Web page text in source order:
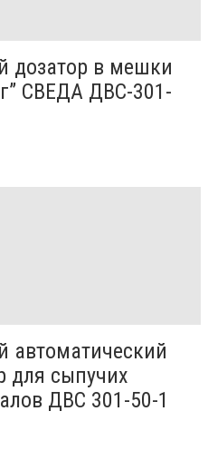
дозатор в мешки
СВЕДА ДВС-301-
автоматический
для сыпучих
ДВС 301-50-1